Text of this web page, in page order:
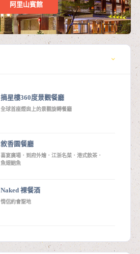
阿里山賓館
摘星樓360度景觀餐廳
全球首座煙囪上的景觀旋轉餐廳
敘香園餐廳
喜宴廣場．到府外燴．江浙名菜．港式飲茶．
魚翅鮑魚
Naked 裸餐酒
情侶約會聖地